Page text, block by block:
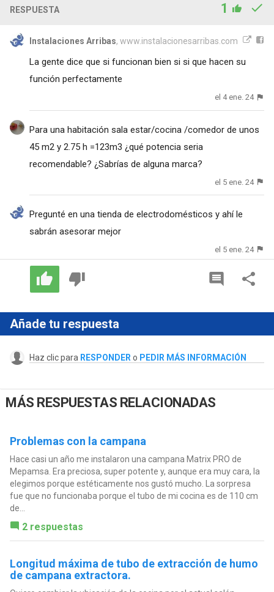
RESPUESTA 1
Instalaciones Arribas, www.instalacionesarribas.com
La gente dice que si funcionan bien si si que hacen su
función perfectamente
el 4 ene. 24
Para una habitación sala estar/cocina /comedor de unos
45 m2 y 2.75 h =123m3 ¿qué potencia seria
recomendable? ¿Sabrías de alguna marca?
el 5 ene. 24
Pregunté en una tienda de electrodomésticos y ahí le
sabrán asesorar mejor
el 5 ene. 24
Añade tu respuesta
Haz clic para RESPONDER o PEDIR MÁS INFORMACIÓN
MÁS RESPUESTAS RELACIONADAS
Problemas con la campana
Hace casi un año me instalaron una campana Matrix PRO de
Mepamsa. Era preciosa, super potente y, aunque era muy cara, la
elegimos porque estéticamente nos gustó mucho. La sorpresa
fue que no funcionaba porque el tubo de mi cocina es de 110 cm
de...
2 respuestas
Longitud máxima de tubo de extracción de humo
de campana extractora.